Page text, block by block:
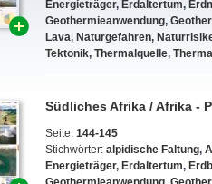
Energieträger, Erdaltertum,
Geothermieanwendung,
Lava, Naturgefahren,
Tektonik, Thermalquelle,
Südliches Afrika / Afrika -
Seite: 144-145
Stichwörter: alpidische Faltung,
Energieträger, Erdaltertum,